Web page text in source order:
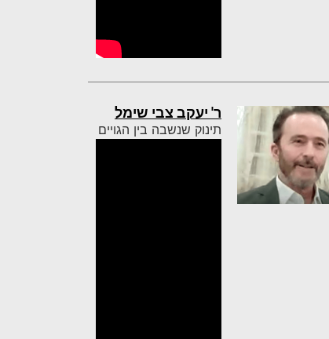
ר' יעקב צבי שימל
תינוק שנשבה בין הגויים